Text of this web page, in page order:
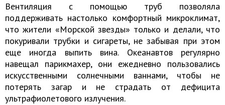
Вентиляция с помощью труб позволяла
поддерживать настолько комфортный микроклимат,
что жители «Морской звезды» только и делали, что
покуривали трубки и сигареты, не забывая при этом
еще иногда выпить вина. Океанавтов регулярно
навещал парикмахер, они ежедневно пользовались
искусственными солнечными ваннами, чтобы не
потерять загар и не страдать от дефицита
ультрафиолетового излучения.